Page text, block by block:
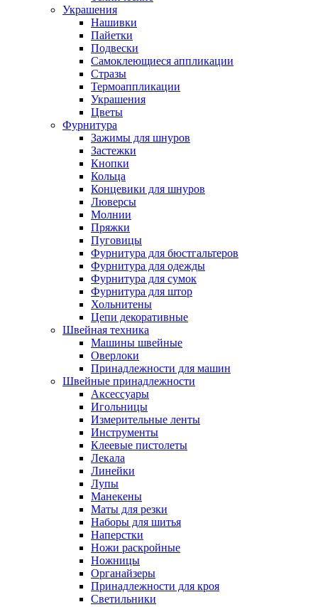
Украшения
Нашивки
Пайетки
Подвески
Самоклеющиеся аппликации
Стразы
Термоаппликации
Украшения
Цветы
Фурнитура
Зажимы для шнуров
Застежки
Кнопки
Кольца
Концевики для шнуров
Люверсы
Молнии
Пряжки
Пуговицы
Фурнитура для бюстгальтеров
Фурнитура для одежды
Фурнитура для сумок
Фурнитура для штор
Хольнитены
Цепи декоративные
Швейная техника
Машины швейные
Оверлоки
Принадлежности для машин
Швейные принадлежности
Аксессуары
Игольницы
Измерительные ленты
Инструменты
Клеевые пистолеты
Лекала
Линейки
Лупы
Манекены
Маты для резки
Наборы для шитья
Наперстки
Ножи раскройные
Ножницы
Органайзеры
Принадлежности для кроя
Светильники